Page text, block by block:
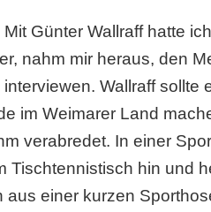
Günter Wallraff hatte
nahm mir heraus, den
Wallraff sollte
im Weimarer Land
verabredet. In einer
Tischtennistisch hin und
einer kurzen